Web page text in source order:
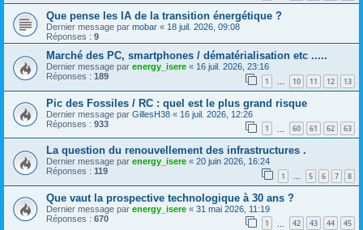
Que pense les IA de la transition énergétique ?
Dernier message par mobar « 18 juil. 2026, 09:08
Réponses : 9
Marché des PC, smartphones / dématérialisation etc .....
Dernier message par energy_isere « 16 juil. 2026, 23:16
Réponses : 189 1 … 10 11 12 13
Pic des Fossiles / RC : quel est le plus grand risque
Dernier message par GillesH38 « 16 juil. 2026, 12:26
Réponses : 933 1 60 61 62 63
La question du renouvellement des infrastructures .
Dernier message par energy_isere « 20 juin 2026, 16:24
Réponses : 119 1 … 5 6 7 8
Que vaut la prospective technologique à 30 ans ?
Dernier message par energy_isere « 31 mai 2026, 11:19
Réponses : 670 1 42 43 44 45